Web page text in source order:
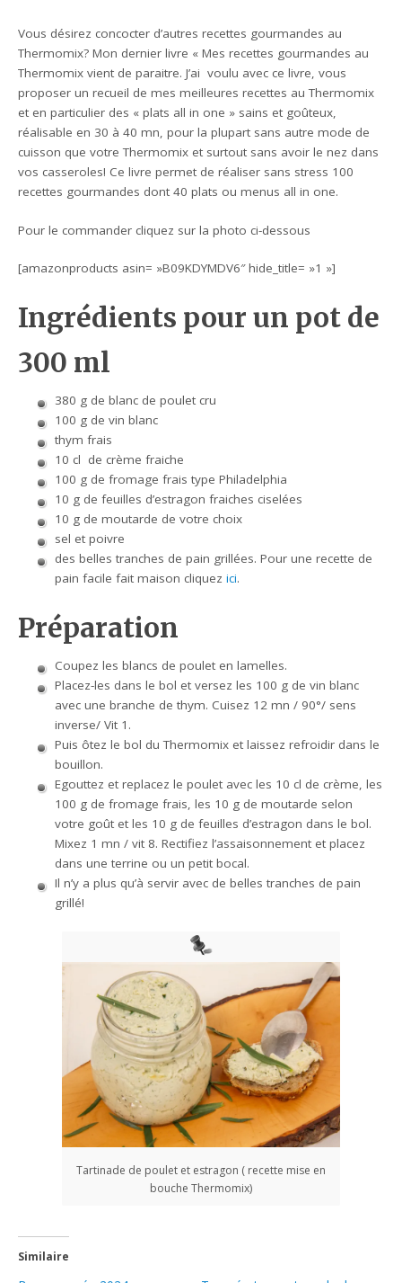
Vous désirez concocter d’autres recettes gourmandes au
Thermomix? Mon dernier livre « Mes recettes gourmandes au
Thermomix vient de paraitre. J’ai voulu avec ce livre, vous
proposer un recueil de mes meilleures recettes au Thermomix
et en particulier des « plats all in one » sains et goûteux,
réalisable en 30 à 40 mn, pour la plupart sans autre mode de
cuisson que votre Thermomix et surtout sans avoir le nez dans
vos casseroles! Ce livre permet de réaliser sans stress 100
recettes gourmandes dont 40 plats ou menus all in one.
Pour le commander cliquez sur la photo ci-dessous
[amazonproducts asin= »B09KDYMDV6″ hide_title= »1 »]
Ingrédients pour un pot de
300 ml
380 g de blanc de poulet cru
100 g de vin blanc
thym frais
10 cl de crème fraiche
100 g de fromage frais type Philadelphia
10 g de feuilles d’estragon fraiches ciselées
10 g de moutarde de votre choix
sel et poivre
des belles tranches de pain grillées. Pour une recette de
pain facile fait maison cliquez ici.
Préparation
Coupez les blancs de poulet en lamelles.
Placez-les dans le bol et versez les 100 g de vin blanc
avec une branche de thym. Cuisez 12 mn / 90°/ sens
inverse/ Vit 1.
Puis ôtez le bol du Thermomix et laissez refroidir dans le
bouillon.
Egouttez et replacez le poulet avec les 10 cl de crème, les
100 g de fromage frais, les 10 g de moutarde selon
votre goût et les 10 g de feuilles d’estragon dans le bol.
Mixez 1 mn / vit 8. Rectifiez l’assaisonnement et placez
dans une terrine ou un petit bocal.
Il n’y a plus qu’à servir avec de belles tranches de pain
grillé!
Tartinade de poulet et estragon ( recette mise en
bouche Thermomix)
Similaire